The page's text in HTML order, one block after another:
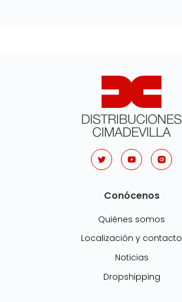
Conócenos
Quiénes somos
Localización y contacto
Noticias
Dropshipping